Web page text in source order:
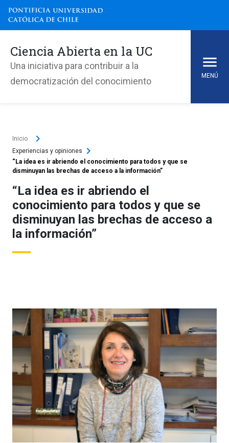
Ciencia Abierta en la UC
Una iniciativa para contribuir a la
democratización del conocimiento
MENÚ
Inicio keyboard_arrow_right
Experiencias y opiniones keyboard_arrow_right
“La idea es ir abriendo el conocimiento para todos y que se
disminuyan las brechas de acceso a la información”
“La idea es ir abriendo el
conocimiento para todos y que se
disminuyan las brechas de acceso a
la información”